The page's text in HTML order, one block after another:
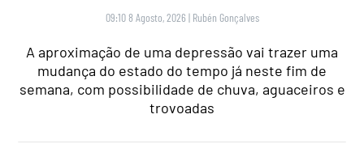
09:10 8 Agosto, 2026 | Rubén Gonçalves
A aproximação de uma depressão vai trazer uma
mudança do estado do tempo já neste fim de
semana, com possibilidade de chuva, aguaceiros e
trovoadas